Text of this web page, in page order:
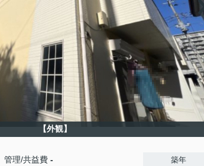
【外観】
管理/共益費 - 築年